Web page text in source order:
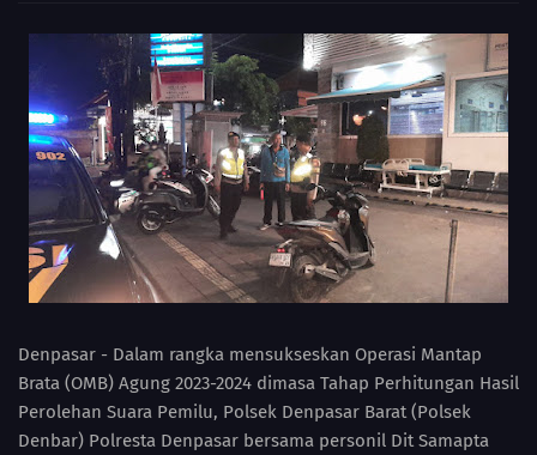
Denpasar - Dalam rangka mensukseskan Operasi Mantap
Brata (OMB) Agung 2023-2024 dimasa Tahap Perhitungan Hasil
Perolehan Suara Pemilu, Polsek Denpasar Barat (Polsek
Denbar) Polresta Denpasar bersama personil Dit Samapta